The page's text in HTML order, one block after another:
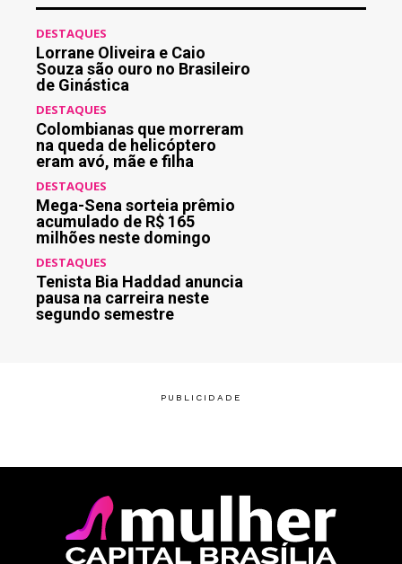
DESTAQUES
Lorrane Oliveira e Caio
Souza são ouro no Brasileiro
de Ginástica
DESTAQUES
Colombianas que morreram
na queda de helicóptero
eram avó, mãe e filha
DESTAQUES
Mega-Sena sorteia prêmio
acumulado de R$ 165
milhões neste domingo
DESTAQUES
Tenista Bia Haddad anuncia
pausa na carreira neste
segundo semestre